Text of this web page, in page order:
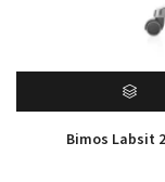
Bimos Labsit